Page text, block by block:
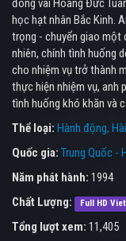
đóng vai Hoàng Đức
học hạt nhân Bắc Kinh.
trọng - chuyển giao một
nhiên, chính tình huống
cho nhiệm vụ trở thành
thực hiện nhiệm vụ, anh
tình huống khó khăn và
Thể loại: Hành động
Quốc gia: Trung Quốc -
Năm phát hành: 1994
Chất Lượng:
Full HD
Tổng lượt xem: 11,405